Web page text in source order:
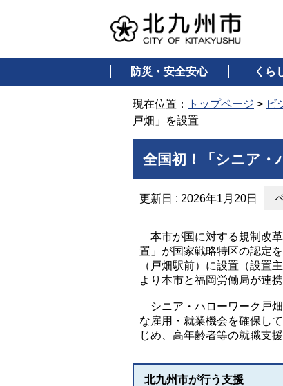
防災・安全安心 くら
現在位置： トップページ > ビ
戸畑」を設置
全国初！「シニア・
更新日 : 2026年1月20日
本市が国に対する規制改
置」が国家戦略特区の認定
（戸畑駅前）に設置（設置
より本市と福岡労働局が連
シニア・ハローワーク戸
な雇用・就業機会を確保し
じめ、高年齢者等の就職支
北九州市が行う支援